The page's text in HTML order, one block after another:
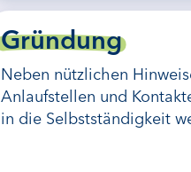
Gründung
Neben nützlichen
Anlaufstellen und
in die Selbstständigkeit